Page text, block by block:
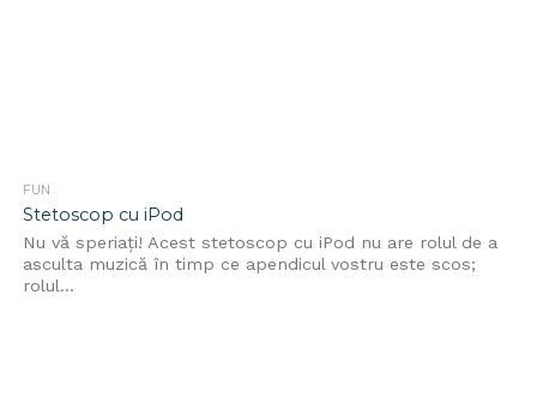
FUN
Stetoscop cu iPod
Nu vă speriaţi! Acest stetoscop cu iPod nu are rolul de a
asculta muzică în timp ce apendicul vostru este scos;
rolul...